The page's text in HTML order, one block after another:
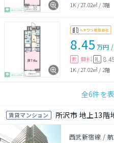
1K /27.02㎡ / 3階
8.45 万円
敷 無料 礼
1K /27.02㎡ / 2階
全6件を
賃貸マンション 所沢市 地上13階
西武新宿線 /